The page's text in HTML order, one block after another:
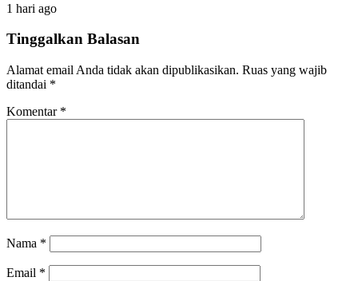
1 hari ago
Tinggalkan Balasan
Alamat email Anda tidak akan dipublikasikan. Ruas yang wajib
ditandai *
Komentar *
Nama *
Email *